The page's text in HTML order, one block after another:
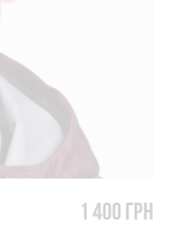
1 400 грн